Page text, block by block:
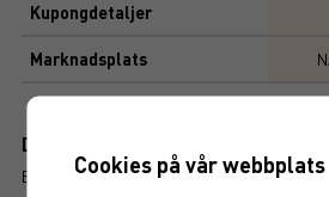
Kupongdetaljer
Marknadsplats
Dokument
BROSCHYRCookies på vår webbplats